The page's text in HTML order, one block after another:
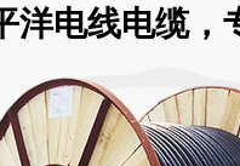
洋电线电缆，